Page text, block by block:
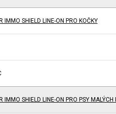
IMMO SHIELD LINE-ON PRO KOČKY
IMMO SHIELD LINE-ON PRO PSY MALÝCH